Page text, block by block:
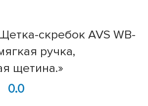
скребок AVS WB-
ручка,
щетина.»
0.0